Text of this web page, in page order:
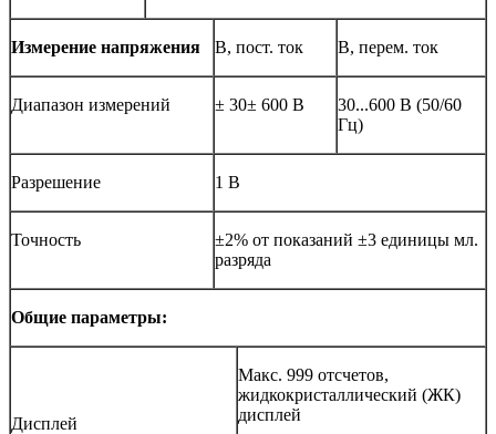
Измерение напряжения В, пост. ток В, перем. ток
Диапазон измерений ± 30± 600 В
30...600 В (50/60
Гц)
Разрешение 1 В
Точность
±2% от показаний ±3 единицы мл.
разряда
Общие параметры:
Дисплей
Макс. 999 отсчетов,
жидкокристаллический (ЖК)
дисплей